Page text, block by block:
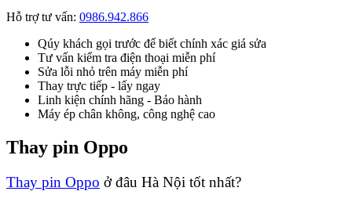
Hỗ trợ tư vấn: 0986.942.866
Qúy khách gọi trước để biết chính xác giá sửa
Tư vấn kiểm tra điện thoại miễn phí
Sửa lỗi nhỏ trên máy miễn phí
Thay trực tiếp - lấy ngay
Linh kiện chính hãng - Bảo hành
Máy ép chân không, công nghệ cao
Thay pin Oppo
Thay pin Oppo ở đâu Hà Nội tốt nhất?